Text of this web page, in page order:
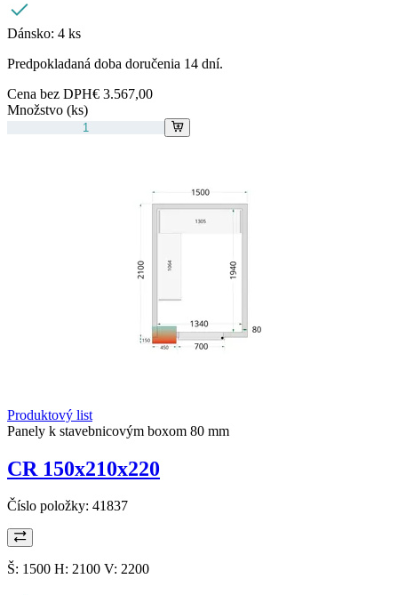
Dánsko: 4 ks
Predpokladaná doba doručenia 14 dní.
Cena bez DPH€ 3.567,00
Množstvo (ks)
Produktový list
Panely k stavebnicovým boxom 80 mm
CR 150x210x220
Číslo položky: 41837
Š: 1500 H: 2100 V: 2200